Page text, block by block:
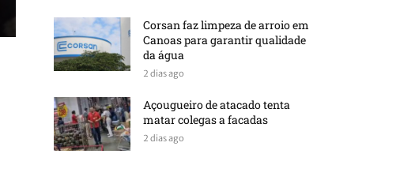
Corsan faz limpeza de arroio em
Canoas para garantir qualidade
da água
2 dias ago
Açougueiro de atacado tenta
matar colegas a facadas
2 dias ago